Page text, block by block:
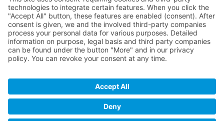
Jobs
All Jobs
Contact
Legal Notice
Privacy Policy